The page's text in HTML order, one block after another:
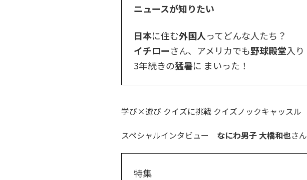
ニュースが知りたい
日本に住む外国人ってどんな人たち？
イチローさん、アメリカでも野球殿堂入り
3年続きの猛暑に まいった！
学び×遊び クイズに挑戦 クイズノックキャッスル
スペシャルインタビュー なにわ男子 大橋和也さん
特集